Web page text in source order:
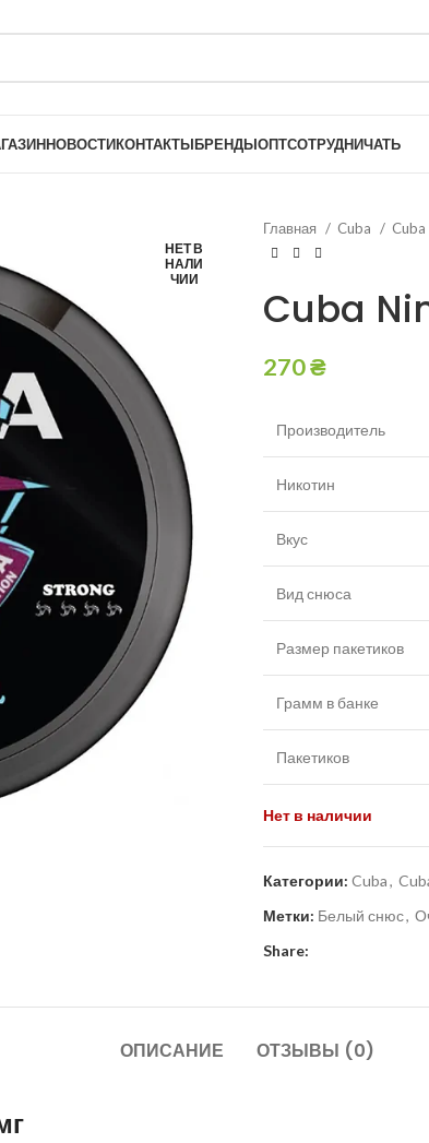
НОВОСТИКОНТАКТЫБРЕНДЫОПТСОТРУДНИЧАТЬ
НЕТ В
НАЛИ
ЧИИ
Главная Cuba
Cuba
270₴
Производитель
Никотин
Вкус
Вид снюса
Размер пакетиков
Грамм в банке
Пакетиков
Нет в наличии
Категории: Cuba,
Метки: Белый снюс,
Share:
ОПИСАНИЕ ОТЗЫВЫ (0)